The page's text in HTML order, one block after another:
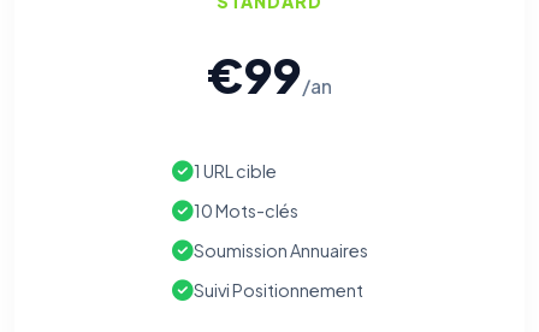
€99/an
1 URL cible
10 Mots-clés
Soumission Annuaires
Suivi Positionnement